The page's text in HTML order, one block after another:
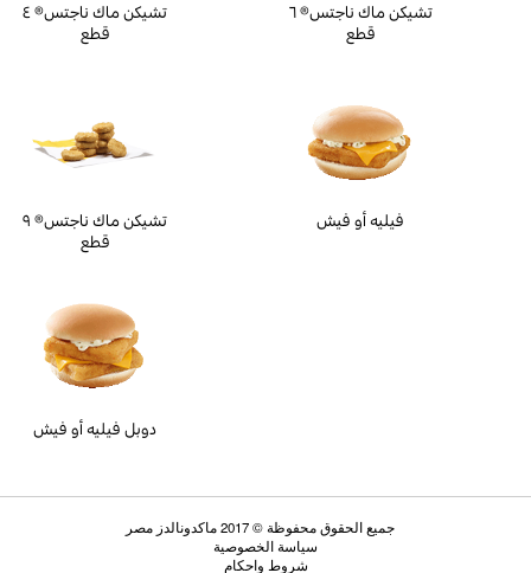
تشيكن ماك ناجتس® ٤
قطع
تشيكن ماك ناجتس® ٦
قطع
تشيكن ماك ناجتس® ٩
قطع
فيليه أو فيش
دوبل فيليه أو فيش
سياسة الخصوصية
شروط واحكام